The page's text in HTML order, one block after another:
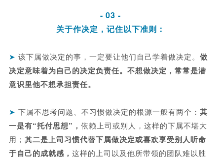
- 03 -
关于作决定，记住以下准则：
➤ 该下属做决定的事，一定要让他们自己学着做决定。 做
决定意味着为自己的决定负责任。不想做决定，常常是潜
意识里他不想承担责任。
➤ 下属不思考问题、不习惯做决定的根源一般有两个： 其
一是有“托付思想”， 依赖上司或别人，这样的下属不堪大
用； 其二是上司习惯代替下属做决定或喜欢享受别人听命
于自己的成就感， 这样的上司以及他所带领的团队难以胜